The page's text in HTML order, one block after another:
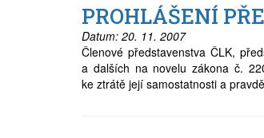
PROHLÁŠENÍ
Datum: 20. 11. 2007
Členové představenstva ČLK,
a dalších na novelu zákona č.
ke ztrátě její samostatnosti a